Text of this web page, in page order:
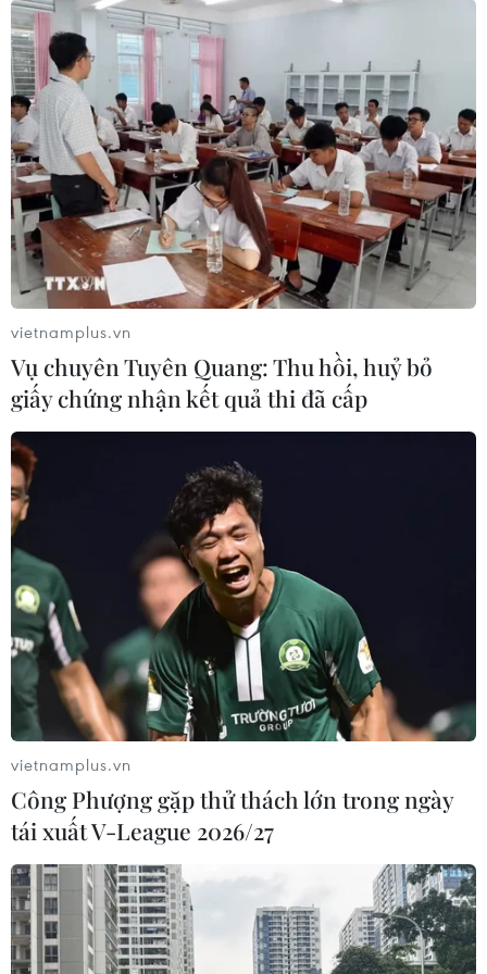
vietnamplus.vn
Vụ chuyên Tuyên Quang: Thu hồi, huỷ bỏ
giấy chứng nhận kết quả thi đã cấp
vietnamplus.vn
Công Phượng gặp thử thách lớn trong ngày
tái xuất V-League 2026/27